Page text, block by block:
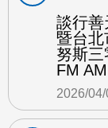
談行善
暨台北
努斯
FM AM
2026/04/